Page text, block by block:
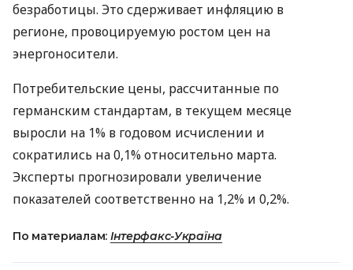
безработицы. Это сдерживает инфляцию в
регионе, провоцируемую ростом цен на
энергоносители.
Потребительские цены, рассчитанные по
германским стандартам, в текущем месяце
выросли на 1% в годовом исчислении и
сократились на 0,1% относительно марта.
Эксперты прогнозировали увеличение
показателей соответственно на 1,2% и 0,2%.
По материалам: Інтерфакс-Україна